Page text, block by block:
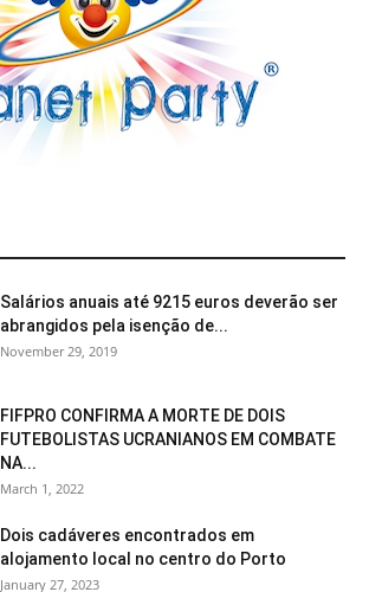
Salários anuais até 9215 euros deverão ser
abrangidos pela isenção de...
November 29, 2019
FIFPRO CONFIRMA A MORTE DE DOIS
FUTEBOLISTAS UCRANIANOS EM COMBATE
NA...
March 1, 2022
Dois cadáveres encontrados em
alojamento local no centro do Porto
January 27, 2023